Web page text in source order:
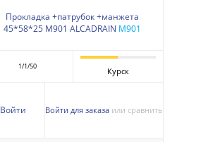
Прокладка +патрубок +манжета
45*58*25 М901 ALCADRAIN M901
1/1/50 Курск
Войти Войти для заказа или сравнить